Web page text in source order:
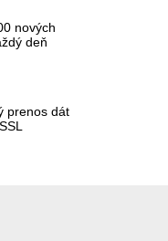
nových
deň
prenos dát